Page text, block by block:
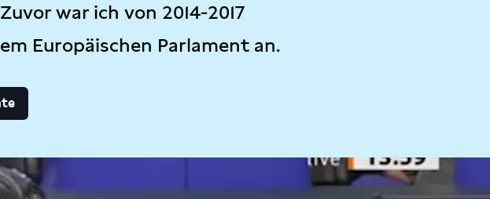
war ich von 2014-2017
Europäischen Parlament an.